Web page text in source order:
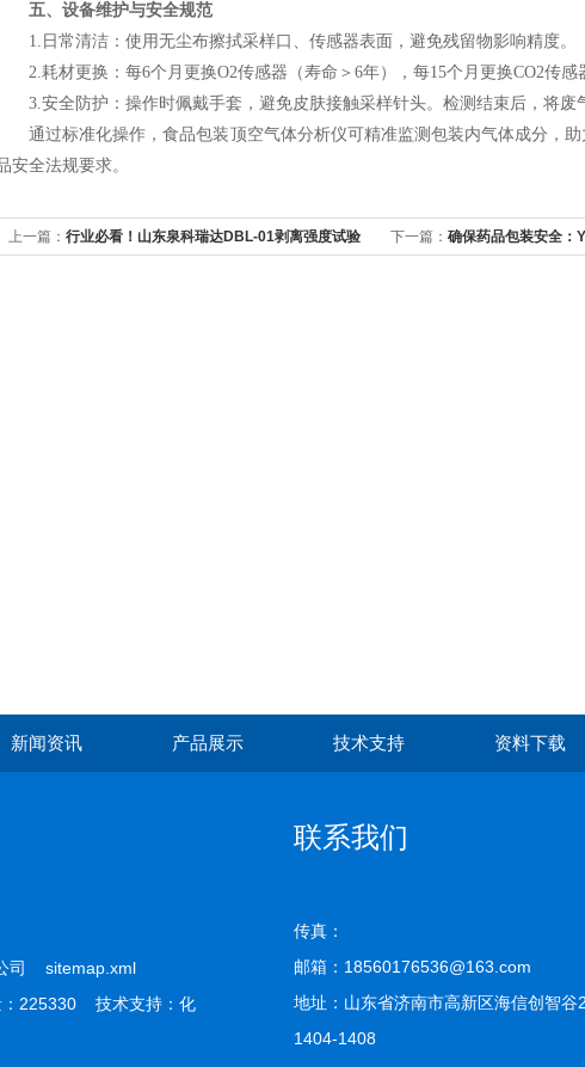
五、设备维护与安全规范
1.日常清洁：使用无尘布擦拭采样口、传感器表面，避免残留物影响精度。
2.耗材更换：每6个月更换O2传感器（寿命＞6年），每15个月更换CO2传感
3.安全防护：操作时佩戴手套，避免皮肤接触采样针头。检测结束后，将废
通过标准化操作，食品包装顶空气体分析仪可精准监测包装内气体成分，助
安全法规要求。
上一篇： 行业必看！山东泉科瑞达DBL-01剥离强度试验 下一篇： 确保药品包装安全
新闻资讯 产品展示 技术支持 资料下载
司 sitemap.xml
225330 技术支持： 化
联系我们
传真：
邮箱：18560176536@163.com
地址：山东省济南市高新区海信创智谷
1404-1408